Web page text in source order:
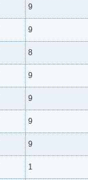
9
9
8
9
9
9
9
1